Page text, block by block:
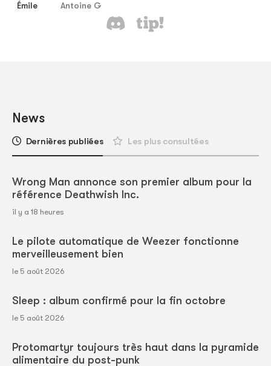
Émile Antoine G
News
Dernières publiées Les plus consultées
Wrong Man annonce son premier album pour la
référence Deathwish Inc.
il y a 18 heures
Le pilote automatique de Weezer fonctionne
merveilleusement bien
le 5 août 2026
Sleep : album confirmé pour la fin octobre
le 5 août 2026
Protomartyr toujours très haut dans la pyramide
alimentaire du post-punk